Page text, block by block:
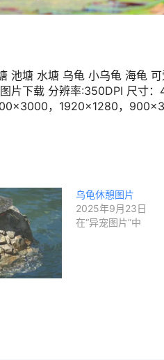
池塘 水塘 乌龟 小乌龟 海龟
片下载 分辨率:350DPI 尺寸
，1920×1280，
乌龟休憩图片
2025年9月23日
在“异宠图片”中